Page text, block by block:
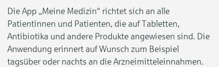
Die App „Meine Medizin“ richtet sich an alle
Patientinnen und Patienten, die auf Tabletten,
Antibiotika und andere Produkte angewiesen sind. Die
Anwendung erinnert auf Wunsch zum Beispiel
tagsüber oder nachts an die Arzneimitteleinnahmen.